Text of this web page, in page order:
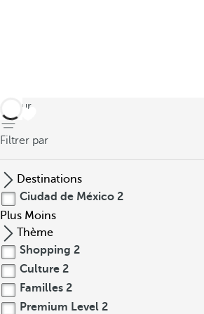
retour
Filtrer par
Destinations
Ciudad de México 2
Plus Moins
Thème
Shopping 2
Culture 2
Familles 2
Premium Level 2